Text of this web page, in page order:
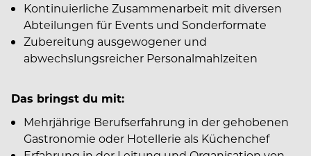
Kontinuierliche Zusammenarbeit mit diversen
Abteilungen für Events und Sonderformate
Zubereitung ausgewogener und
abwechslungsreicher Personalmahlzeiten
Das bringst du mit:
Mehrjährige Berufserfahrung in der gehobenen
Gastronomie oder Hotellerie als Küchenchef